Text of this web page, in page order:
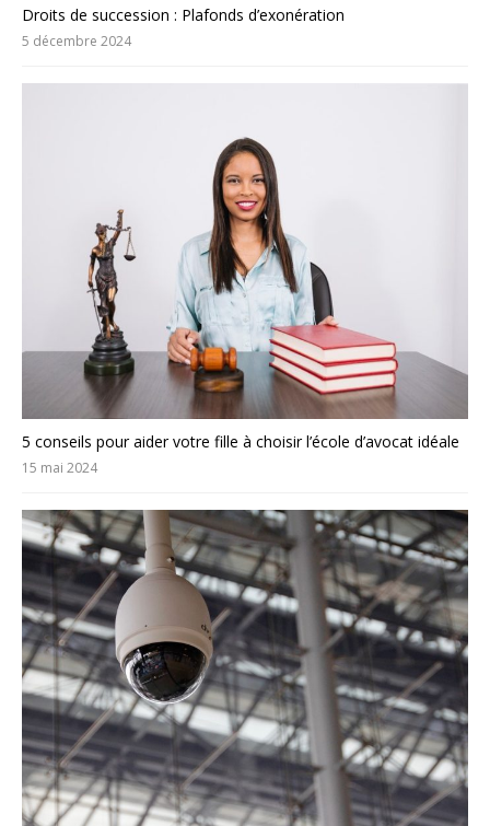
Droits de succession : Plafonds d’exonération
5 décembre 2024
5 conseils pour aider votre fille à choisir l’école d’avocat idéale
15 mai 2024